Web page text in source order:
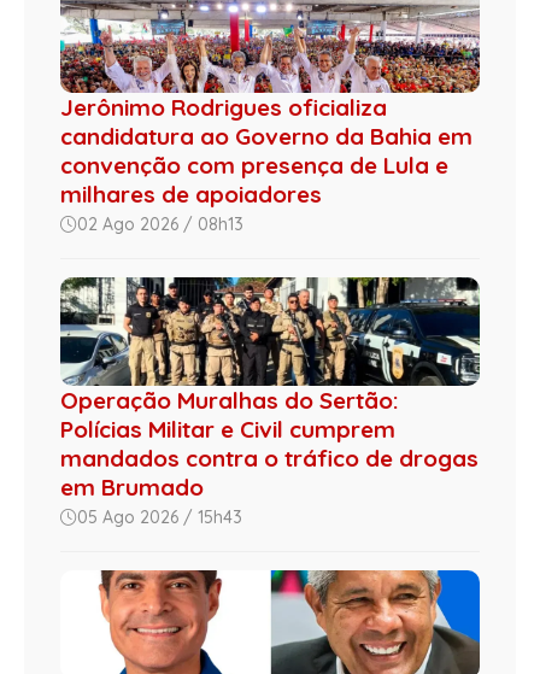
Jerônimo Rodrigues oficializa
candidatura ao Governo da Bahia em
convenção com presença de Lula e
milhares de apoiadores
02 Ago 2026 / 08h13
Operação Muralhas do Sertão:
Polícias Militar e Civil cumprem
mandados contra o tráfico de drogas
em Brumado
05 Ago 2026 / 15h43